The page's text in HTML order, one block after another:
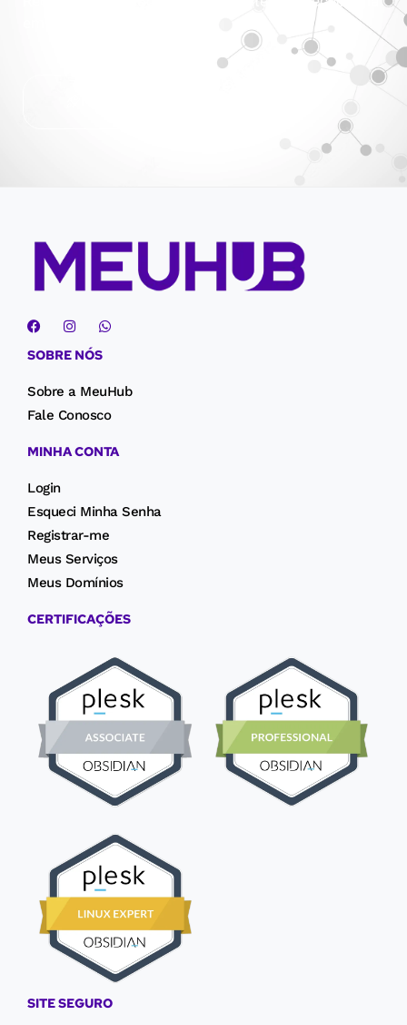
SOBRE NÓS
Sobre a MeuHub
Fale Conosco
MINHA CONTA
Login
Esqueci Minha Senha
Registrar-me
Meus Serviços
Meus Domínios
CERTIFICAÇÕES
SITE SEGURO